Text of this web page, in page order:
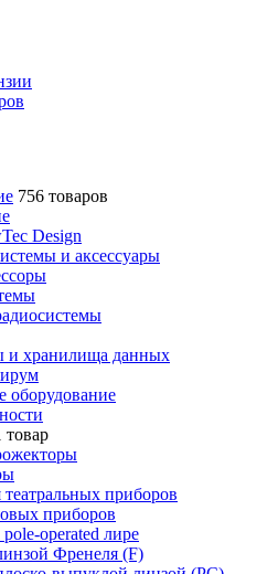
756 товаров
Design
и аксессуары
и хранилища данных
оборудование
товар
приборов
приборов
operated лире
Френеля (F)